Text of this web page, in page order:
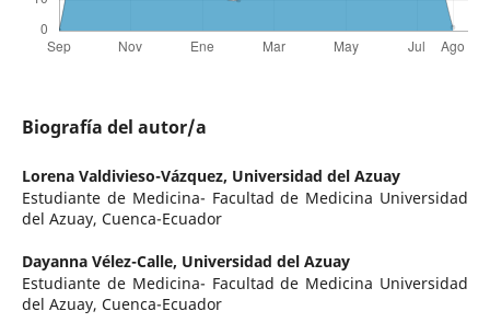
Biografía del autor/a
Lorena Valdivieso-Vázquez, Universidad del Azuay
Estudiante de Medicina- Facultad de Medicina Universidad
del Azuay, Cuenca-Ecuador
Dayanna Vélez-Calle, Universidad del Azuay
Estudiante de Medicina- Facultad de Medicina Universidad
del Azuay, Cuenca-Ecuador